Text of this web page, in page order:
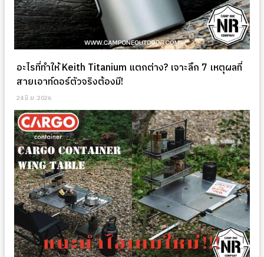
อะไรที่ทำให้ Keith Titanium แตกต่าง? เจาะลึก 7 เหตุผลที่
สายเอาท์ดอร์ตัวจริงต้องมี!
24 มิ.ย. 2026